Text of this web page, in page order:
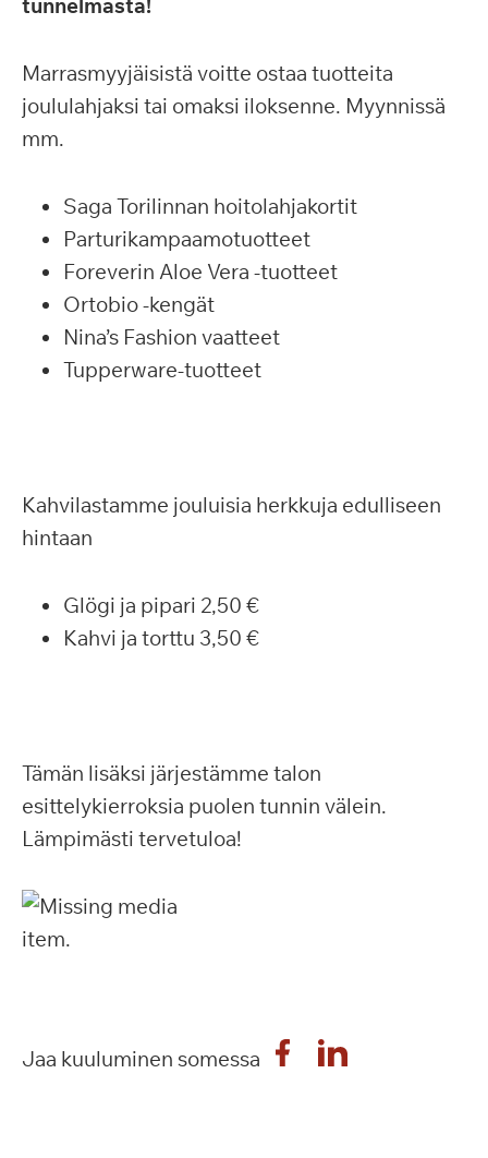
tunnelmasta!
Marrasmyyjäisistä voitte ostaa tuotteita
joululahjaksi tai omaksi iloksenne. Myynnissä
mm.
Saga Torilinnan hoitolahjakortit
Parturikampaamotuotteet
Foreverin Aloe Vera -tuotteet
Ortobio -kengät
Nina’s Fashion vaatteet
Tupperware-tuotteet
Kahvilastamme jouluisia herkkuja edulliseen
hintaan
Glögi ja pipari 2,50 €
Kahvi ja torttu 3,50 €
Tämän lisäksi järjestämme talon
esittelykierroksia puolen tunnin välein.
Lämpimästi tervetuloa!
Jaa kuuluminen somessa